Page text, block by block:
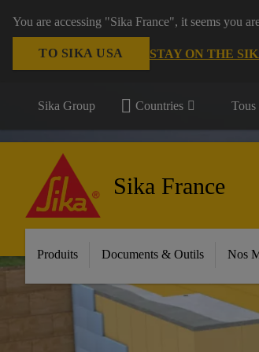
You are accessing "Sika France", it seems you
TO SIKA USA STAY ON THE
Sika Group Countries Tous
Sika France
Produits Documents & Outils Nos